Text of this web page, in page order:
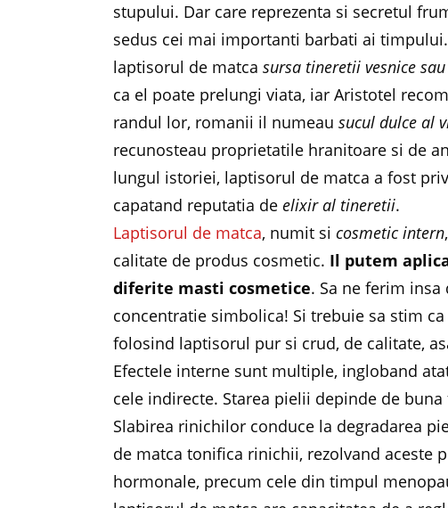
stupului. Dar care reprezenta si secretul
sedus cei mai importanti barbati ai
laptisorul de matcasursa tineretii vesnice
ca el poate prelungi viata, iar Aristotel
randul lor, romanii il numeausucul dulce al
recunosteau proprietatile hranitoare si de
lungul istoriei, laptisorul de matca a fost
capatand reputatia deelixir al tineretii.
Laptisorul de matca, numit sicosmetic intern
calitate de produs cosmetic. Il putem
diferite masti cosmetice. Sa ne ferim
concentratie simbolica! Si trebuie sa stim
folosind laptisorul pur si crud, de calitate,
Efectele interne sunt multiple, ingloband
cele indirecte. Starea pielii depinde de
Slabirea rinichilor conduce la degradarea
de matca tonifica rinichii, rezolvand aceste
hormonale, precum cele din timpul